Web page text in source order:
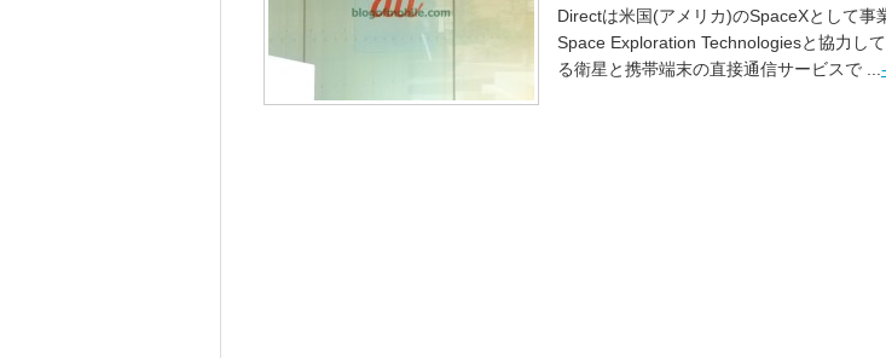
Directは米国(アメリカ)のSpaceXとして事
Space Exploration Technologiesと協力し
る衛星と携帯端末の直接通信サービスで ...